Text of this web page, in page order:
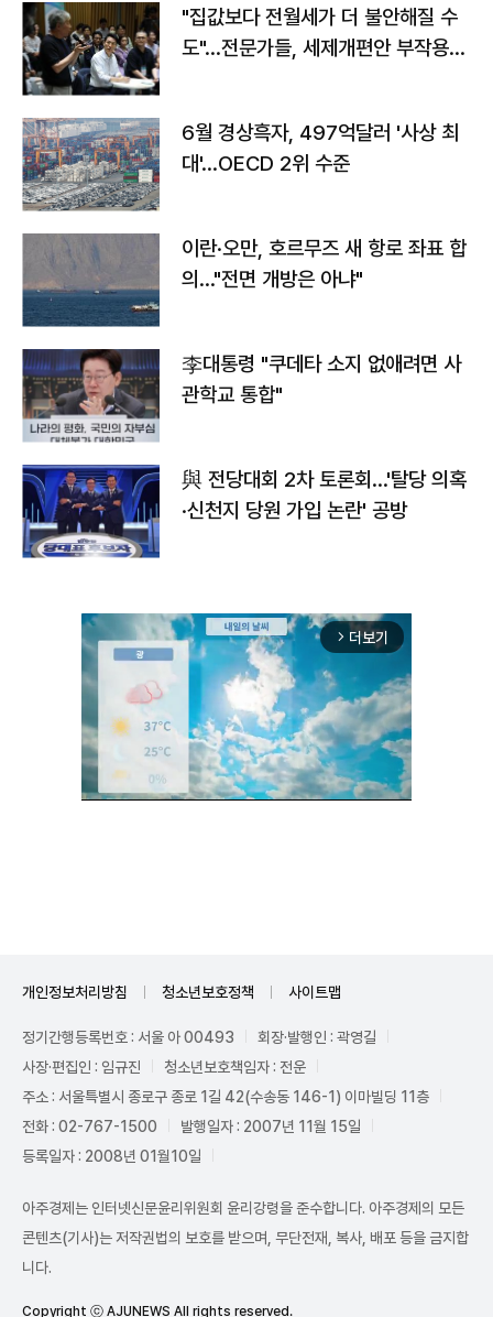
"집값보다 전월세가 더 불안해질 수
도"…전문가들, 세제개편안 부작용
6월 경상흑자, 497억달러 '사상 최
대'…OECD 2위 수준
이란·오만, 호르무즈 새 항로 좌표 합
의…"전면 개방은 아냐"
李대통령 "쿠데타 소지 없애려면 사
관학교 통합"
與 전당대회 2차 토론회…'탈당 의혹
·신천지 당원 가입 논란' 공방
arrow_forward_ios 더보기
개인정보처리방침 청소년보호정책 사이트맵
정기간행등록번호 : 서울 아 00493
회장·발행인 : 곽영길
사장·편집인 : 임규진
청소년보호책임자 : 전운
주소 : 서울특별시 종로구 종로 1길 42(수송동 146-1) 이마빌딩 11층
전화 : 02-767-1500
발행일자 : 2007년 11월 15일
등록일자 : 2008년 01월10일
아주경제는 인터넷신문윤리위원회 윤리강령을 준수합니다. 아주경제의 모든
콘텐츠(기사)는 저작권법의 보호를 받으며, 무단전재, 복사, 배포 등을 금지합
니다.
Copyright ⓒ AJUNEWS All rights reserved.